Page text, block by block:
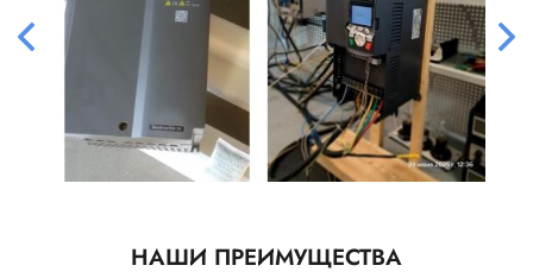
НАШИ ПРЕИМУЩЕСТВА